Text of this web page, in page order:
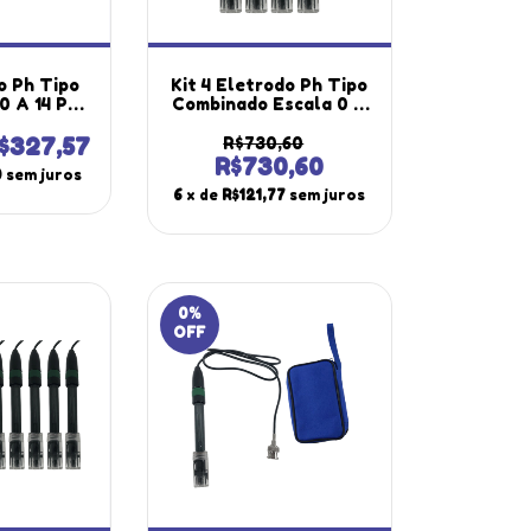
Ph Tipo
A 14 Ph
Portátil
sem juros
Kit 4 Eletrodo Ph Tipo
Combinado Escala 0 A
Vidro Bnc Epc-70
Portátil Instrutherm
R$730,60
R$730,60
6 x de R$121,77 sem juros
0%
OFF